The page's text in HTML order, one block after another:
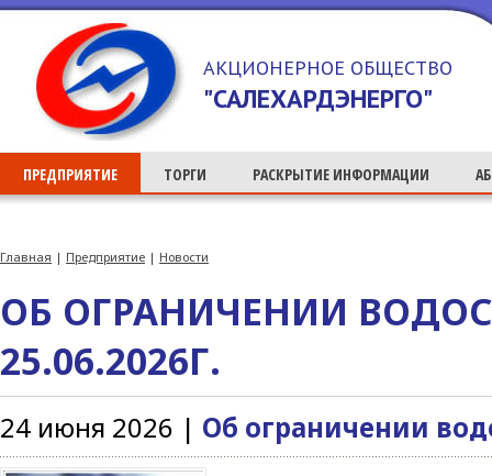
>
АКЦИОНЕРНОЕ ОБЩЕСТВО
"САЛЕХАРДЭНЕРГО"
ПРЕДПРИЯТИЕ ТОРГИ РАСКРЫТИЕ ИНФОРМАЦИИ
Главная | Предприятие | Новости
ОБ ОГРАНИЧЕНИИ
25.06.2026Г.
24 июня 2026 | Об ограничении